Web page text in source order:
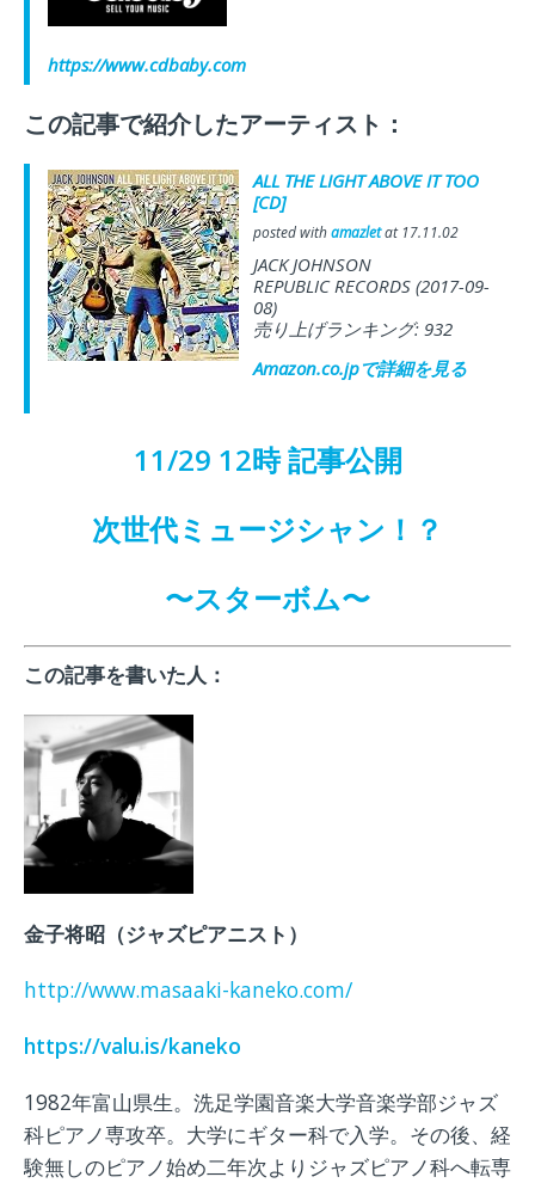
https://www.cdbaby.com
この記事で紹介したアーティスト：
ALL THE LIGHT ABOVE IT TOO
[CD]
posted withamazletat 17.11.02
JACK JOHNSON
REPUBLIC RECORDS (2017-09-
08)
売り上げランキング: 932
Amazon.co.jpで詳細を見る
11/29 12時記事公開
次世代ミュージシャン！？
〜スターボム〜
この記事を書いた人：
金子将昭（ジャズピアニスト）
http://www.masaaki-kaneko.com/
https://valu.is/kaneko
1982年富山県生。洗足学園音楽大学音楽学部ジャズ
科ピアノ専攻卒。大学にギター科で入学。その後、経
験無しのピアノ始め二年次よりジャズピアノ科へ転専